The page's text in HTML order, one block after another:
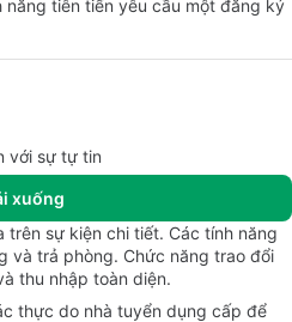
năng tiên tiến yêu cầu một đăng ký
với sự tự tin
xuống
trên sự kiện chi tiết. Các tính năng
và trả phòng. Chức năng trao đổi
thu nhập toàn diện.
thực do nhà tuyển dụng cấp để